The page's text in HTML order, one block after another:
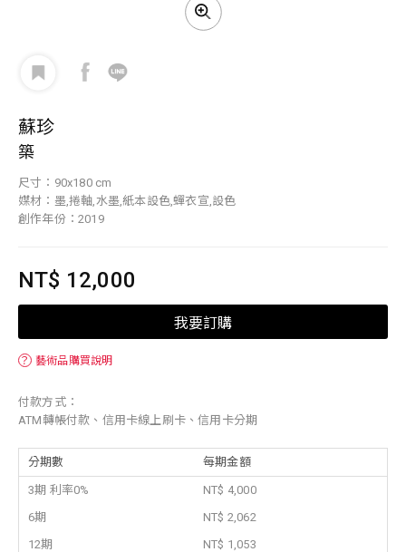
蘇珍
築
尺寸：90x180 cm
媒材：墨,捲軸,水墨,紙本設色,蟬衣宣,設色
創作年份：2019
NT$ 12,000
我要訂購
？ 藝術品購買說明
付款方式：
ATM轉帳付款、信用卡線上刷卡、信用卡分期
分期數 每期金額
3期 利率0%
NT$ 4,000
6期
NT$ 2,062
12期
NT$ 1,053